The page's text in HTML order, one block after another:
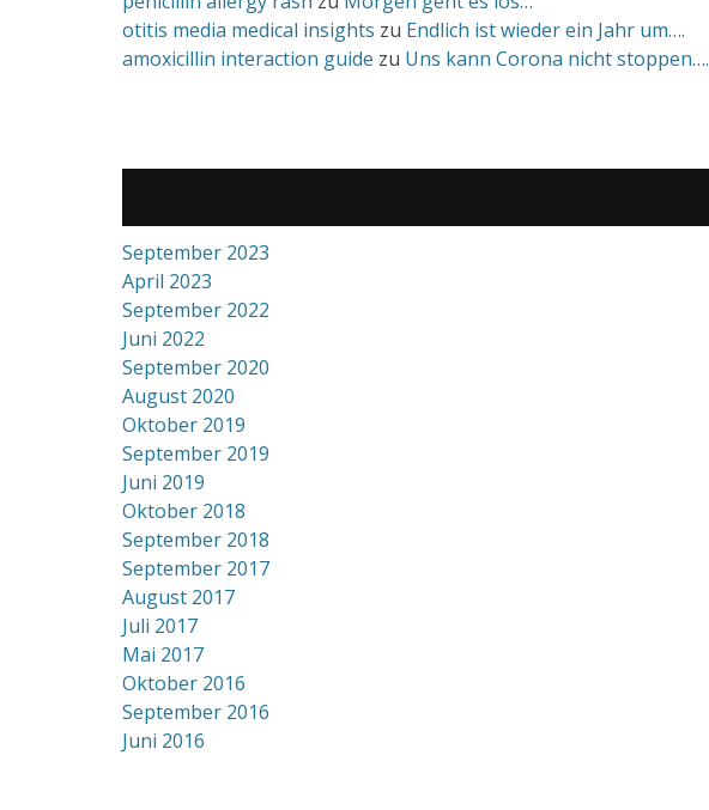
otitis media medical insights zu Endlich ist wieder ein Jahr um….
amoxicillin interaction guide zu Uns kann Corona nicht stoppen….
September 2023
April 2023
September 2022
Juni 2022
September 2020
August 2020
Oktober 2019
September 2019
Juni 2019
Oktober 2018
September 2018
September 2017
August 2017
Juli 2017
Mai 2017
Oktober 2016
September 2016
Juni 2016